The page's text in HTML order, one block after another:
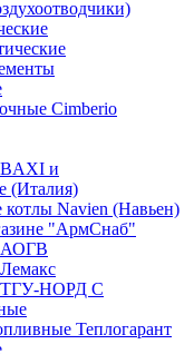
Cimberio
BAXI и
(Италия)
котлы Navien (Навьен)
"АрмСнаб"
АОГВ
ТГУ-НОРД С
Теплогарант